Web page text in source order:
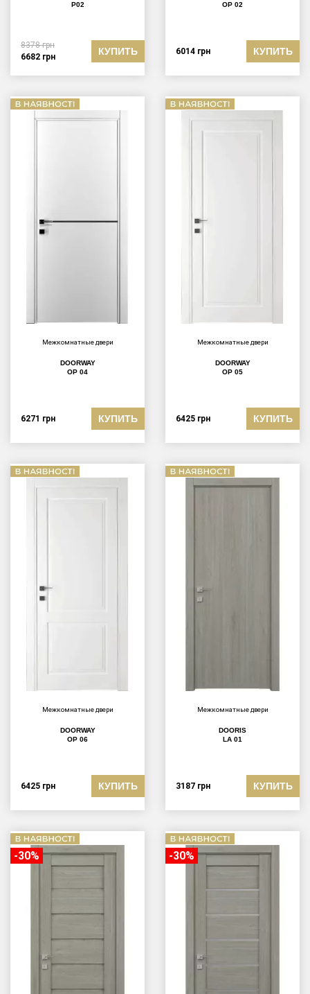
P02
8378грн
6682 грн КУПИТЬ
OP 02
6014 грн КУПИТЬ
Межкомнатные двери
DOORWAY
OP 04
6271 грн КУПИТЬ
Межкомнатные двери
DOORWAY
OP 05
6425 грн КУПИТЬ
Межкомнатные двери
DOORWAY
OP 06
6425 грн КУПИТЬ
Межкомнатные двери
DOORIS
LA 01
3187 грн КУПИТЬ
-30% -30%